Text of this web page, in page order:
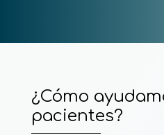
¿Cómo
pacientes?